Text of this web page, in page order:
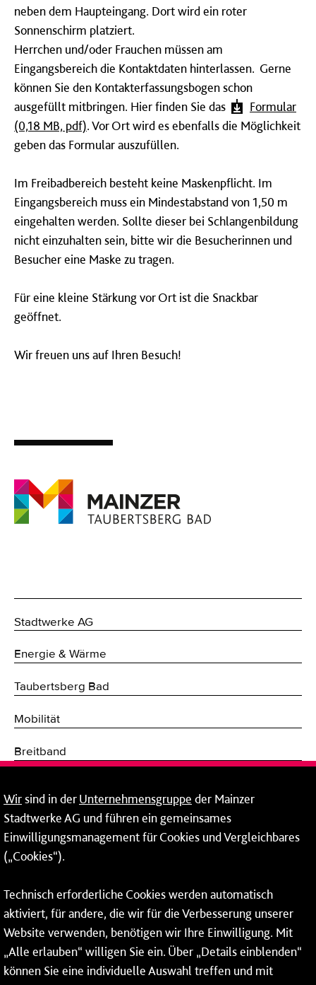
neben dem Haupteingang. Dort wird ein roter
Sonnenschirm platziert.
Herrchen und/oder Frauchen müssen am
Eingangsbereich die Kontaktdaten hinterlassen. Gerne
können Sie den Kontakterfassungsbogen schon
ausgefüllt mitbringen. Hier finden Sie das
Formular
(0,18 MB, pdf). Vor Ort wird es ebenfalls die Möglichkeit
geben das Formular auszufüllen.
Im Freibadbereich besteht keine Maskenpflicht. Im
Eingangsbereich muss ein Mindestabstand von 1,50 m
eingehalten werden. Sollte dieser bei Schlangenbildung
nicht einzuhalten sein, bitte wir die Besucherinnen und
Besucher eine Maske zu tragen.
Für eine kleine Stärkung vor Ort ist die Snackbar
geöffnet.
Wir freuen uns auf Ihren Besuch!
Stadtwerke AG
Energie & Wärme
Taubertsberg Bad
Mobilität
Breitband
Netze
Mainzer Taubertsberg Bad
Tel.:06131 - 12 91 00
Wirsind in derUnternehmensgruppe der Mainzer
Stadtwerke AG und führen ein gemeinsames
Einwilligungsmanagement für Cookies und Vergleichbares
(„Cookies“).
Technisch erforderliche Cookies werden automatisch
aktiviert, für andere, die wir für die Verbesserung unserer
Website verwenden, benötigen wir Ihre Einwilligung. Mit
„Alle erlauben“ willigen Sie ein. Über „Details einblenden“
können Sie eine individuelle Auswahl treffen und mit